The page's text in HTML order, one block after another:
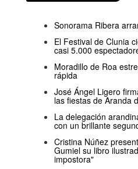
Sonorama Ribera
El Festival de Clunia
casi 5.000
Moradillo de Roa
rápida
José Ángel Ligero
las fiestas de Aranda
La delegación
con un brillante
Cristina Núñez
Gumiel su libro
impostora"